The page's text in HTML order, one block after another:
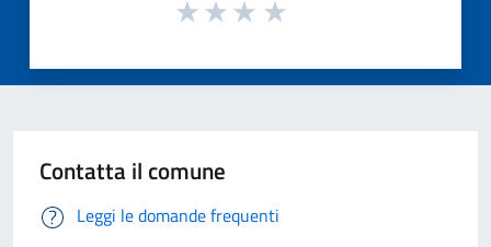
Contatta il comune
Leggi le domande frequenti